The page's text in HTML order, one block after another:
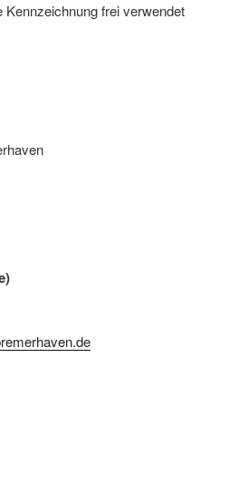
Kennzeichnung frei verwendet